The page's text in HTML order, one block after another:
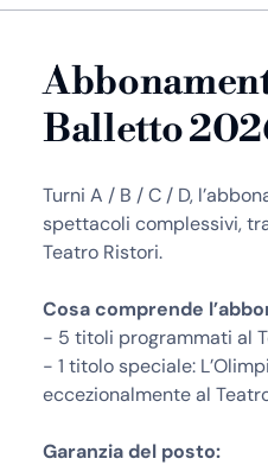
Balletto
Turni A / B / C / D,
spettacoli complessivi,
Teatro Ristori.
Cosa comprende
- 5 titoli programmati al
- 1 titolo speciale:
eccezionalmente al
Garanzia del posto: